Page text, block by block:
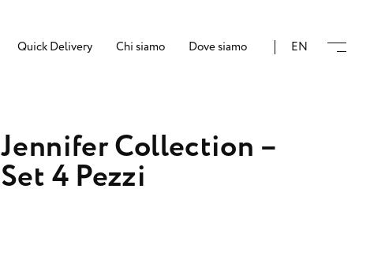
Quick Delivery Chi siamo Dove siamo EN
Jennifer Collection –
Set 4 Pezzi